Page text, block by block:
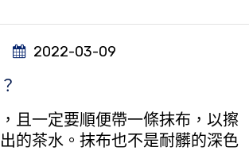
2022-03-09
且一定要順便帶一條抹布，以擦
的茶水。抹布也不是耐髒的深色